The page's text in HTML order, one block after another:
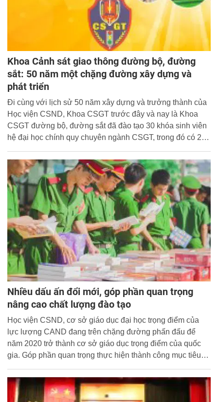
Khoa Cảnh sát giao thông đường bộ, đường
sắt: 50 năm một chặng đường xây dựng và
phát triển
Đi cùng với lịch sử 50 năm xây dựng và trưởng thành của
Học viện CSND, Khoa CSGT trước đây và nay là Khoa
CSGT đường bộ, đường sắt đã đào tạo 30 khóa sinh viên
hệ đại học chính quy chuyên ngành CSGT, trong đó có 26
khóa đã tốt nghiệp ra trường; 3 khóa hệ liên thông chuyên
ngành CSGT.
Nhiều dấu ấn đổi mới, góp phần quan trọng
nâng cao chất lượng đào tạo
Học viện CSND, cơ sở giáo dục đại học trọng điểm của
lực lượng CAND đang trên chặng đường phấn đấu để
năm 2020 trở thành cơ sở giáo dục trọng điểm của quốc
gia. Góp phần quan trọng thực hiện thành công mục tiêu
lãnh đạo, cán bộ, chiến sĩ Phòng Quản lý đào tạo của Học
viện.